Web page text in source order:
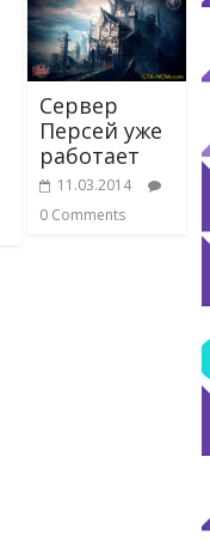
Сервер
Персей уже
работает
11.03.2014
0 Comments